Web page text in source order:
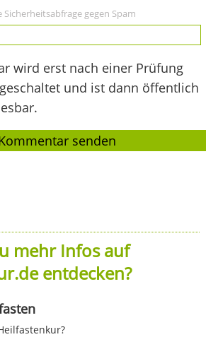
Sicherheitsabfrage gegen Spam
wird erst nach einer Prüfung
und ist dann öffentlich
mehr Infos auf
entdecken?